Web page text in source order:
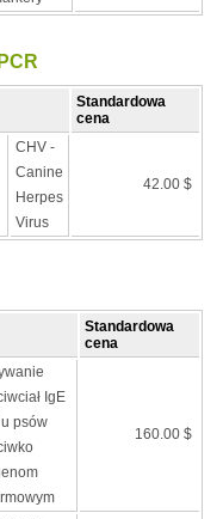
Standardowa
cena
CHV -
Canine
Herpes
Virus
42.00 $
Standardowa
cena
IgE
psów
160.00 $